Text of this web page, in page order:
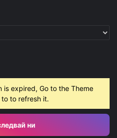
is expired, Go to the Theme
to refresh it.
ни